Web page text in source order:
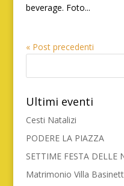
beverage. Foto...
« Post precedenti
Ultimi eventi
Cesti Natalizi
PODERE LA PIAZZA
SETTIME FESTA DELLE
Matrimonio Villa